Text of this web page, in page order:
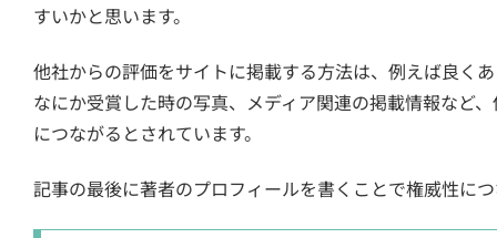
すいかと思います。
他社からの評価をサイトに掲載する方法は、例えば良く
なにか受賞した時の写真、メディア関連の掲載情報など
につながるとされています。
記事の最後に著者のプロフィールを書くことで権威性に